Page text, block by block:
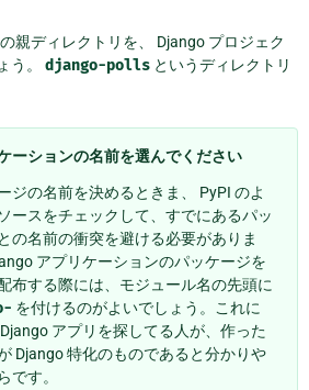
の親ディレクトリを、 Django プロジェク
う。 django-polls というディレクトリ
ーションの名前を選んでください
ジの名前を決めるときま、 PyPI のよ
ースをチェックして、すでにあるパッ
の名前の衝突を避ける必要がありま
アプリケーションのパッケージを
布する際には、モジュール名の先頭に
を付けるのがよいでしょう。これに
アプリを探してる人が、作った
Django 特化のものであると分かりや
です。